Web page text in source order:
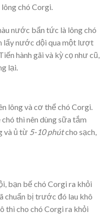
chó Corgi.
nước bẩn tức là lông chó
lấy nước dội qua một lượt
hành gãi và kỳ cọ như cũ,
lại.
lông và cơ thể chó Corgi.
thì nên dùng sữa tắm
và ủ từ 5-10 phútcho sạch,
bạn bế chó Corgi ra khỏi
chuẩn bị trước đó lau khô
thì cho chó Corgi ra khỏi